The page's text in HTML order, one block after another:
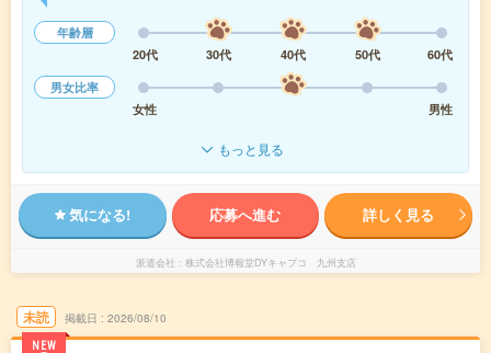
年齢層
20代
30代 40代 50代
60代
男女比率
女性
男性
もっと見る
気になる! 応募へ進む 詳しく見る
派遣会社 株式会社博報堂DYキャプコ 九州支店
未読
NEW
掲載日 2026/08/10